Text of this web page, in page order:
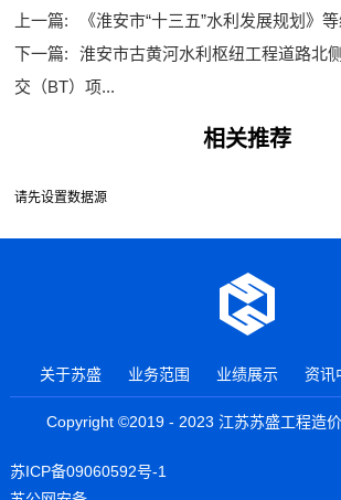
上一篇:
《淮安市“十三五”水利发展规划》
下一篇:
淮安市古黄河水利枢纽工程道路北
交（BT）项...
相关推荐
请先设置数据源
关于苏盛 业务范围 业绩展示 资讯
Copyright ©2019 - 2023 江苏苏盛工程造
苏ICP备09060592号-1